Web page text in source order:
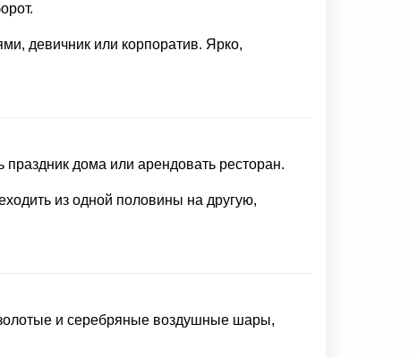
девичник или корпоратив. Ярко,
дома или арендовать ресторан.
из одной половины на другую,
золотые и серебряные воздушные шары,